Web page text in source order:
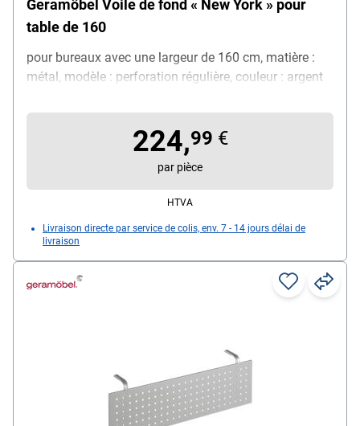
Geramöbel Voile de fond « New York » pour
table de 160
pour bureaux avec une largeur de 160 cm, matière :
métal, modèle : perforation régulière, couleur : argent
224,99 €
par pièce
HTVA
Livraison directe par service de colis, env. 7 - 14 jours délai de
livraison